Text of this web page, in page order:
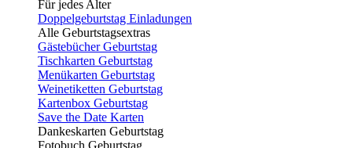
Für jedes Alter
Doppelgeburtstag Einladungen
Alle Geburtstagsextras
Gästebücher Geburtstag
Tischkarten Geburtstag
Menükarten Geburtstag
Weinetiketten Geburtstag
Kartenbox Geburtstag
Save the Date Karten
Dankeskarten Geburtstag
Fotobuch Geburtstag